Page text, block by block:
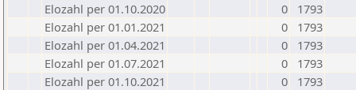
Elozahl per 01.10.2020
0
1793
Elozahl per 01.01.2021
0
1793
Elozahl per 01.04.2021
0
1793
Elozahl per 01.07.2021
0
1793
Elozahl per 01.10.2021
0
1793